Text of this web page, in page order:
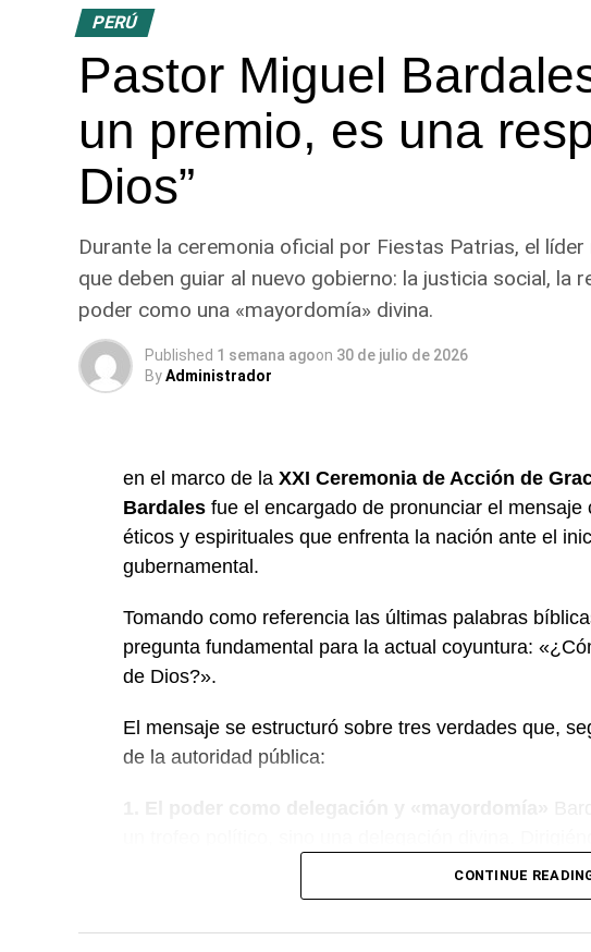
PERÚ
Pastor Miguel
un premio, es una
Dios”
Durante la ceremonia oficial por Fiestas Patrias, el
que deben guiar al nuevo gobierno: la justicia social, la
poder como una «mayordomía» divina.
Published 1 semana agoon 30 de julio de 2026
ByAdministrador
en el marco de la XXI Ceremonia de Acción de
Bardales fue el encargado de pronunciar el
éticos y espirituales que enfrenta la nación ante el
gubernamental.
Tomando como referencia las últimas palabras
pregunta fundamental para la actual coyuntura:
de Dios?».
El mensaje se estructuró sobre tres verdades que,
de la autoridad pública:
del Congreso, aclaró que el poder recibido es una
la cual se deberán rendir cuentas ante Dios, tanto
CONTINUE